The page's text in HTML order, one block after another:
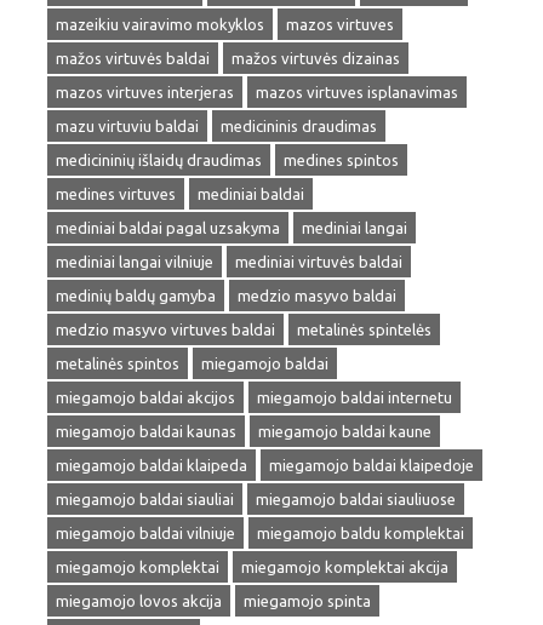
mazeikiu vairavimo mokyklos
mazos virtuves
mažos virtuvės baldai
mažos virtuvės dizainas
mazos virtuves interjeras
mazos virtuves isplanavimas
mazu virtuviu baldai
medicininis draudimas
medicininių išlaidų draudimas
medines spintos
medines virtuves
mediniai baldai
mediniai baldai pagal uzsakyma
mediniai langai
mediniai langai vilniuje
mediniai virtuvės baldai
medinių baldų gamyba
medzio masyvo baldai
medzio masyvo virtuves baldai
metalinės spintelės
metalinės spintos
miegamojo baldai
miegamojo baldai akcijos
miegamojo baldai internetu
miegamojo baldai kaunas
miegamojo baldai kaune
miegamojo baldai klaipeda
miegamojo baldai klaipedoje
miegamojo baldai siauliai
miegamojo baldai siauliuose
miegamojo baldai vilniuje
miegamojo baldu komplektai
miegamojo komplektai
miegamojo komplektai akcija
miegamojo lovos akcija
miegamojo spinta